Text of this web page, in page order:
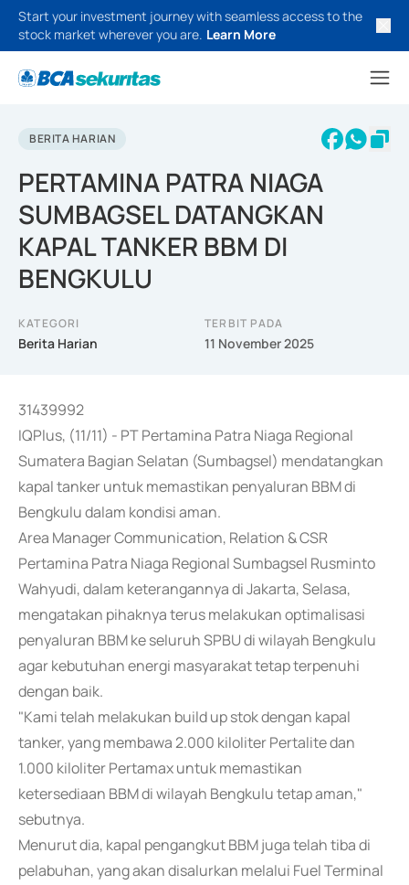
Start your investment journey with seamless access to the
stock market wherever you are. Learn More
BERITA HARIAN
PERTAMINA PATRA NIAGA
SUMBAGSEL DATANGKAN
KAPAL TANKER BBM DI
BENGKULU
KATEGORI
Berita Harian
TERBIT PADA
11 November 2025
31439992
IQPlus, (11/11) - PT Pertamina Patra Niaga Regional
Sumatera Bagian Selatan (Sumbagsel) mendatangkan
kapal tanker untuk memastikan penyaluran BBM di
Bengkulu dalam kondisi aman.
Area Manager Communication, Relation & CSR
Pertamina Patra Niaga Regional Sumbagsel Rusminto
Wahyudi, dalam keterangannya di Jakarta, Selasa,
mengatakan pihaknya terus melakukan optimalisasi
penyaluran BBM ke seluruh SPBU di wilayah Bengkulu
agar kebutuhan energi masyarakat tetap terpenuhi
dengan baik.
"Kami telah melakukan build up stok dengan kapal
tanker, yang membawa 2.000 kiloliter Pertalite dan
1.000 kiloliter Pertamax untuk memastikan
ketersediaan BBM di wilayah Bengkulu tetap aman,"
sebutnya.
Menurut dia, kapal pengangkut BBM juga telah tiba di
pelabuhan, yang akan disalurkan melalui Fuel Terminal